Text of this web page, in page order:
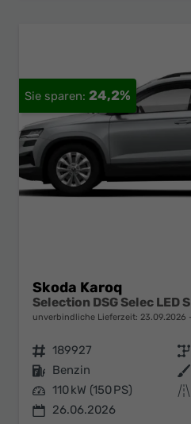
24,2%
Skoda Karoq
unverbindliche Lieferzeit: 23.09.2026
Fahrzeugnr. 189927 Getriebe
Kraftstoff Benzin Außenfarbe
Leistung 110 kW (150 PS) Kilometerstand
26.06.2026